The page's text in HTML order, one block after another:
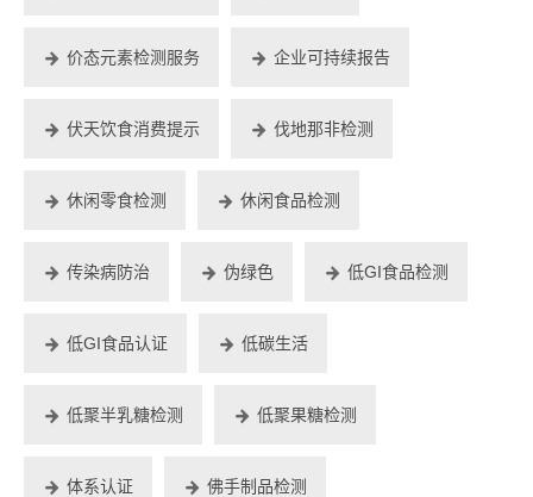
价态元素检测服务 企业可持续报告
伏天饮食消费提示 伐地那非检测
休闲零食检测 休闲食品检测
传染病防治 伪绿色 低GI食品检测
低GI食品认证 低碳生活
低聚半乳糖检测 低聚果糖检测
体系认证 佛手制品检测